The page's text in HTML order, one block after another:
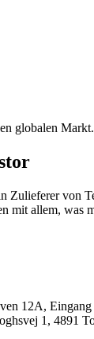
globalen Markt.
Zulieferer von
mit allem, was
12A,
1, 4891